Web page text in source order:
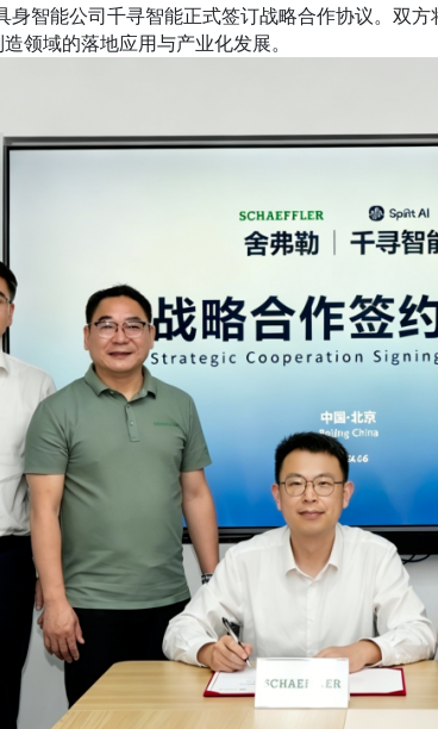
智能公司千寻智能正式签订战略合作协议。双
领域的落地应用与产业化发展。